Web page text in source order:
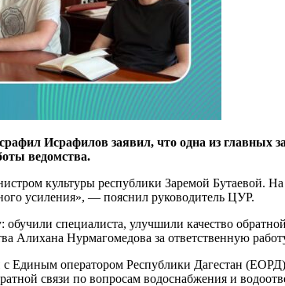
Исрафилов заявил, что одна из главных
ведомства.
культуры республики Заремой Бутаевой.
усиления», — пояснил руководитель ЦУР.
специалиста, улучшили качество
Алихана Нурмагомедова за ответственную
Единым оператором Республики Дагестан
связи по вопросам водоснабжения и